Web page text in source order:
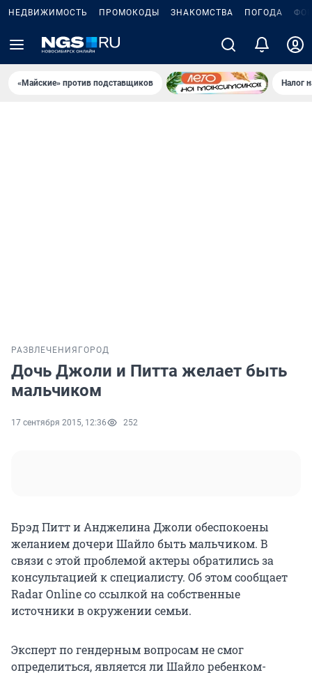
НЕДВИЖИМОСТЬ ПРОМОКОДЫ ЗНАКОМСТВА ПОГОДА
«Майские» против подставщиков Налог
РАЗВЛЕЧЕНИЯ ГОРОД
Дочь Джоли и Питта желает быть
мальчиком
17 сентября 2015, 12:36 252
Брэд Питт и Анджелина Джоли обеспокоены
желанием дочери Шайло быть мальчиком. В
связи с этой проблемой актеры обратились за
консультацией к специалисту. Об этом сообщает
Radar Online со ссылкой на собственные
источники в окружении семьи.
Эксперт по гендерным вопросам не смог
определиться, является ли Шайло ребенком-